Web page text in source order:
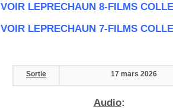
VOIR LEPRECHAUN 8-FILMS
VOIR LEPRECHAUN 7-FILMS
Sortie 17 mars 2026
Audio: